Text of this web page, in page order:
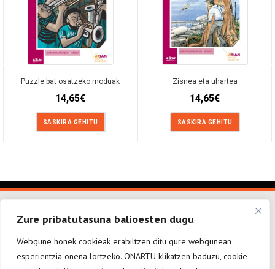
Zure pribatutasuna balioesten dugu
Webgune honek cookieak erabiltzen ditu gure webgunean
esperientzia onena lortzeko. ONARTU klikatzen baduzu, cookie
Puzzle bat osatzeko moduak
14,65€
SASKIRA GEHITU
Zisnea eta uhartea
14,65€
SASKIRA GEHITU
elkarargitaletxea@elkar.eus
943 310 267